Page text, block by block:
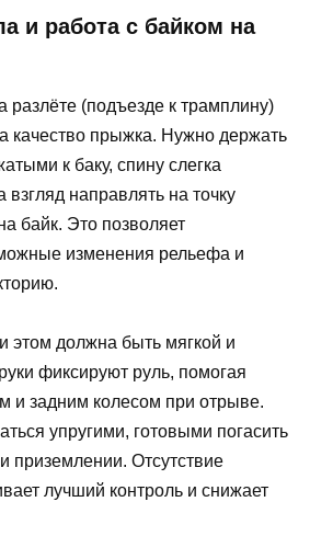
и работа с байком на
разлёте (подъезде к трамплину)
качество прыжка. Нужно держать
к баку, спину слегка
взгляд направлять на точку
байк. Это позволяет
изменения рельефа и
этом должна быть мягкой и
фиксируют руль, помогая
и задним колесом при отрыве.
упругими, готовыми погасить
приземлении. Отсутствие
лучший контроль и снижает